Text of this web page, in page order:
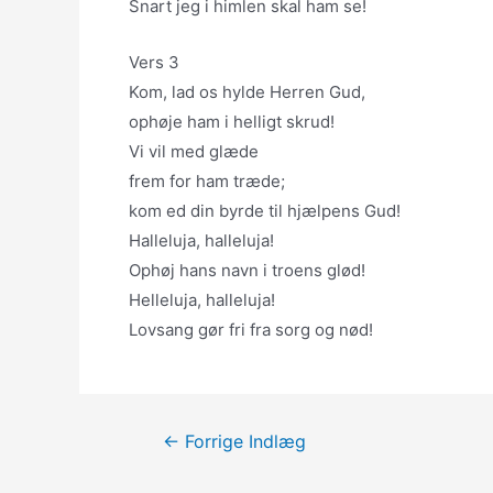
Snart jeg i himlen skal ham se!
Vers 3
Kom, lad os hylde Herren Gud,
ophøje ham i helligt skrud!
Vi vil med glæde
frem for ham træde;
kom ed din byrde til hjælpens Gud!
Halleluja, halleluja!
Ophøj hans navn i troens glød!
Helleluja, halleluja!
Lovsang gør fri fra sorg og nød!
Indlægsnavigation
← Forrige Indlæg